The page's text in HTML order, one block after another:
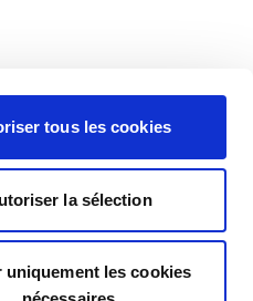
tous les cookies
la sélection
uniquement les cookies